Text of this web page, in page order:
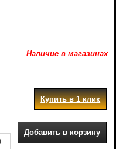
Наличие в магазинах
Купить в 1 клик
Добавить в корзину